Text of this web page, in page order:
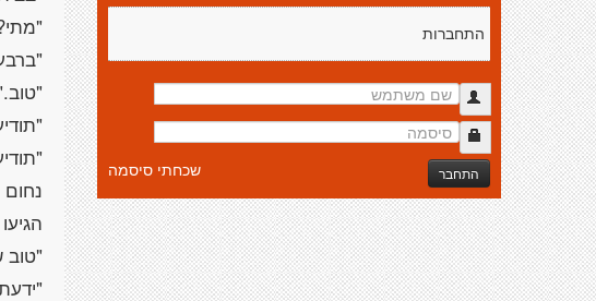
התחברות
התחבר שכחתי סיסמה